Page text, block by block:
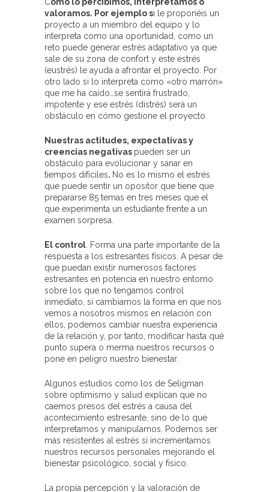
Cómo lo percibimos, interpretamos o
valoramos. Por ejemplo si le proponéis un
proyecto a un miembro del equipo y lo
interpreta como una oportunidad, como un
reto puede generar estrés adaptativo ya que
sale de su zona de confort y este estrés
(eustrés) le ayuda a afrontar el proyecto. Por
otro lado si lo interpreta como «otro marrón»
que me ha caído…se sentirá frustrado,
impotente y ese estrés (distrés) será un
obstáculo en cómo gestione el proyecto.
Nuestras actitudes, expectativas y
creencias negativas pueden ser un
obstáculo para evolucionar y sanar en
tiempos difíciles. No es lo mismo el estrés
que puede sentir un opositor que tiene que
prepararse 85 temas en tres meses que el
que experimenta un estudiante frente a un
examen sorpresa.
El control. Forma una parte importante de la
respuesta a los estresantes físicos. A pesar de
que puedan existir numerosos factores
estresantes en potencia en nuestro entorno
sobre los que no tengamos control
inmediato, si cambiamos la forma en que nos
vemos a nosotros mismos en relación con
ellos, podemos cambiar nuestra experiencia
de la relación y, por tanto, modificar hasta qué
punto supera o merma nuestros recursos o
pone en peligro nuestro bienestar.
Algunos estudios como los de Seligman
sobre optimismo y salud explican que no
caemos presos del estrés a causa del
acontecimiento estresante, sino de lo que
interpretamos y manipulamos. Podemos ser
más resistentes al estrés si incrementamos
nuestros recursos personales mejorando el
bienestar psicológico, social y físico.
La propia percepción y la valoración de